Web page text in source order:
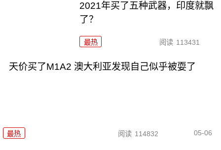
2021年买了五种武器，印度就飘
了？
最热 阅读 113431
天价买了M1A2 澳大利亚发现自己似乎被耍了
最热 阅读 114832 05-06